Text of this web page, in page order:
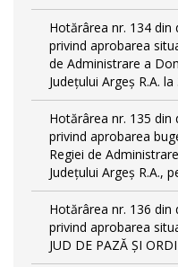
Hotărârea nr. 134 din
privind aprobarea
de Administrare a
Județului Argeș R.A.
Hotărârea nr. 135 din
privind aprobarea
Regiei de
Județului Argeș R.A.,
Hotărârea nr. 136 din
privind aprobarea
JUD DE PAZĂ ȘI